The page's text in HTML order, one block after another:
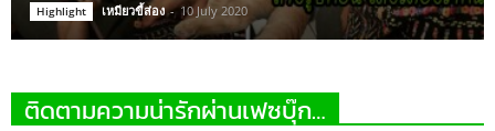
Highlight เหมียวขี้ส่อง - 10 July 2020
ติดตามความน่ารักผ่านเฟซบุ๊ก…